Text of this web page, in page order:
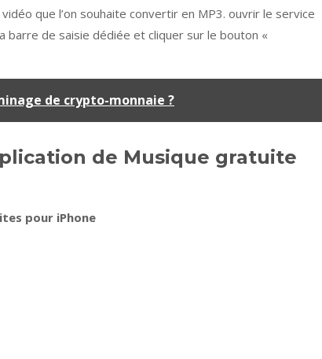
que l’on souhaite convertir en MP3. ouvrir le service
barre de saisie dédiée et cliquer sur le bouton «
de crypto-monnaie ?
de Musique gratuite
pour iPhone